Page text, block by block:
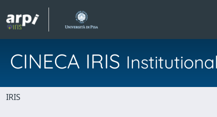
CINECA IRIS
IRIS